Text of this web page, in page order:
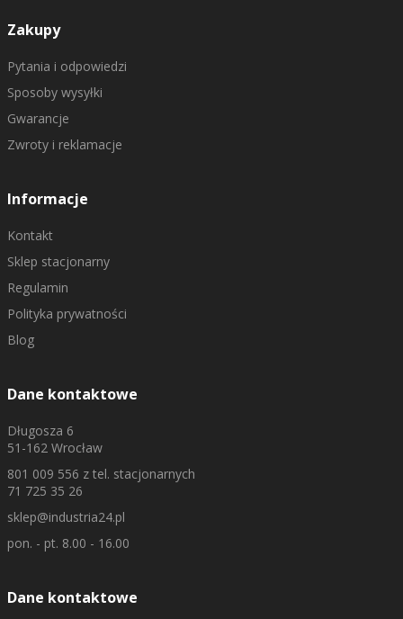
Zakupy
Pytania i odpowiedzi
Sposoby wysyłki
Gwarancje
Zwroty i reklamacje
Informacje
Kontakt
Sklep stacjonarny
Regulamin
Polityka prywatności
Blog
Dane kontaktowe
Długosza 6
51-162 Wrocław
801 009 556 z tel. stacjonarnych
71 725 35 26
sklep@industria24.pl
pon. - pt. 8.00 - 16.00
Dane kontaktowe